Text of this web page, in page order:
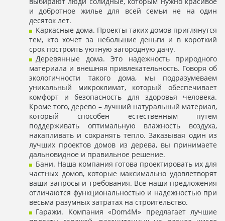
и добротное жилье для всей семьи не на один
десяток лет.
Каркасные дома. Проекты таких домов приглянутся
тем, кто хочет за небольшие деньги и в короткий
срок построить уютную загородную дачу.
Деревянные дома. Это надежность природного
материала и внешняя привлекательность. Говоря об
экологичности такого дома, мы подразумеваем
уникальный микроклимат, который обеспечивает
комфорт и безопасность для здоровья человека.
Кроме того, дерево – лучший натуральный материал,
который способен естественным путем
поддерживать оптимальную влажность воздуха,
накапливать и сохранять тепло. Заказывая один из
лучших проектов домов из дерева, вы принимаете
дальновидное и правильное решение.
Бани. Наша компания готова проектировать их для
частных домов, которые максимально удовлетворят
ваши запросы и требования. Все наши предложения
отличаются функциональностью и надежностью при
весьма разумных затратах на строительство.
Гаражи. Компания «Dom4M» предлагает лучшие